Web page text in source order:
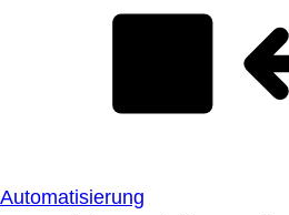
Automatisierung